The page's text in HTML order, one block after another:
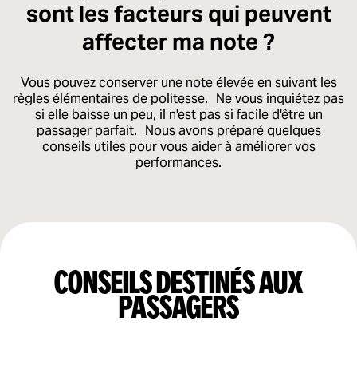
sont les facteurs qui peuvent
affecter ma note ?
Vous pouvez conserver une note élevée en suivant les
règles élémentaires de politesse. Ne vous inquiétez pas
si elle baisse un peu, il n'est pas si facile d'être un
passager parfait. Nous avons préparé quelques
conseils utiles pour vous aider à améliorer vos
performances.
Conseils destinés aux
passagers